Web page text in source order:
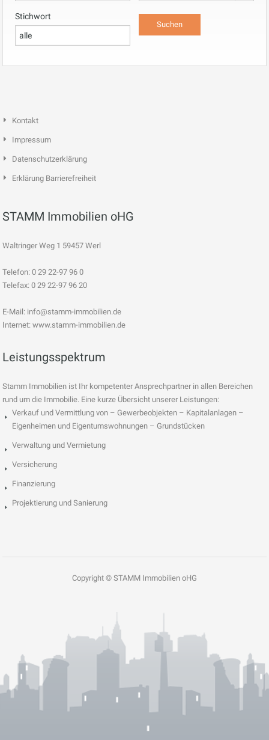
Stichwort
Kontakt
Impressum
Datenschutzerklärung
Erklärung Barrierefreiheit
STAMM Immobilien oHG
Waltringer Weg 1 59457 Werl
Telefon: 0 29 22-97 96 0
Telefax: 0 29 22-97 96 20
E-Mail: info@stamm-immobilien.de
Internet: www.stamm-immobilien.de
Leistungsspektrum
Stamm Immobilien ist Ihr kompetenter Ansprechpartner in allen Bereichen
rund um die Immobilie. Eine kurze Übersicht unserer Leistungen:
Verkauf und Vermittlung von – Gewerbeobjekten – Kapitalanlagen –
Eigenheimen und Eigentumswohnungen – Grundstücken
Verwaltung und Vermietung
Versicherung
Finanzierung
Projektierung und Sanierung
Copyright © STAMM Immobilien oHG